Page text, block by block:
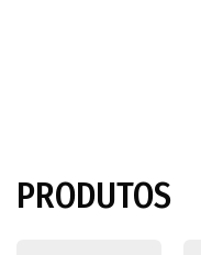
PRODUTOS